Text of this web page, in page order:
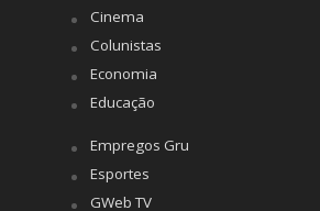
Cinema
Colunistas
Economia
Educação
Empregos Gru
Esportes
GWeb TV